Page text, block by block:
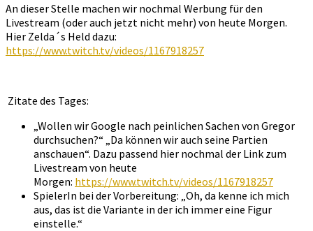
An dieser Stelle machen wir nochmal Werbung für den
Livestream (oder auch jetzt nicht mehr) von heute Morgen.
Hier Zelda´s Held dazu:
https://www.twitch.tv/videos/1167918257
Zitate des Tages:
„Wollen wir Google nach peinlichen Sachen von Gregor
durchsuchen?“ „Da können wir auch seine Partien
anschauen“. Dazu passend hier nochmal der Link zum
Livestream von heute
Morgen: https://www.twitch.tv/videos/1167918257
SpielerIn bei der Vorbereitung: „Oh, da kenne ich mich
aus, das ist die Variante in der ich immer eine Figur
einstelle.“